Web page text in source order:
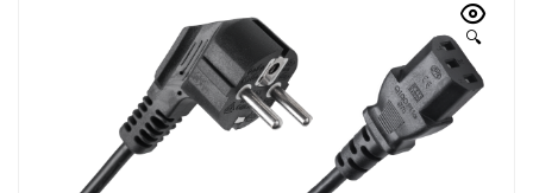
🔍